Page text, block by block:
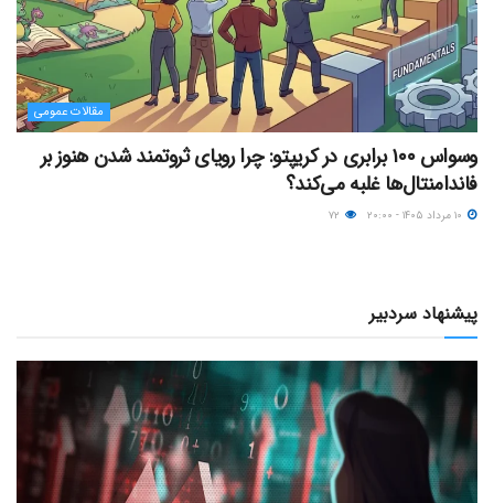
مقالات عمومی
وسواس ۱۰۰ برابری در کریپتو: چرا رویای ثروتمند شدن هنوز بر
فاندامنتال‌ها غلبه می‌کند؟
پیشنهاد سردبیر